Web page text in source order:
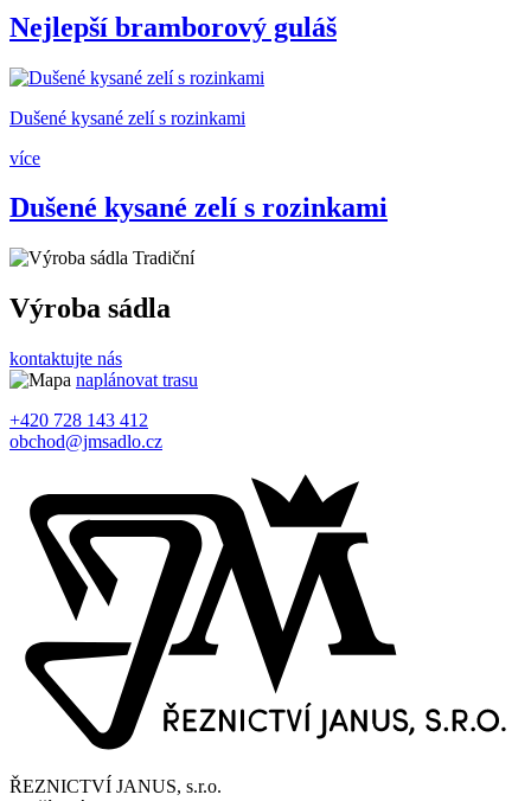
Nejlepší bramborový guláš
Dušené kysané zelí s rozinkami
více
Dušené kysané zelí s rozinkami
Tradiční
Výroba sádla
kontaktujte nás
naplánovat trasu
+420 728 143 412
obchod@jmsadlo.cz
ŘEZNICTVÍ JANUS, s.r.o.